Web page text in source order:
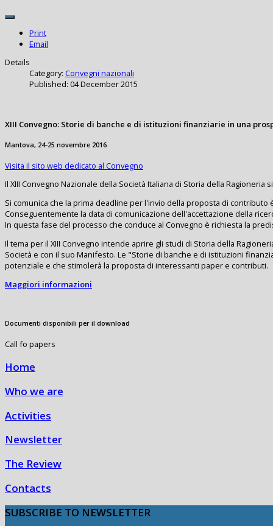
Print
Email
Details
Category: Convegni nazionali
Published: 04 December 2015
XIII Convegno: Storie di banche e di istituzioni finanziarie in una
Mantova, 24-25 novembre 2016
Visita il sito web dedicato al Convegno
Il XIII Convegno Nazionale della Società Italiana di Storia della Ragioneria
Si comunica che la prima deadline per l'invio della proposta di contributo
Conseguentemente la data di comunicazione dell'accettazione della
In questa fase del processo che conduce al Convegno è richiesta la
Il tema per il XIII Convegno intende aprire gli studi di Storia della
Società e con il suo Manifesto. Le "Storie di banche e di istituzioni
potenziale e che stimolerà la proposta di interessanti paper e contributi.
Maggiori informazioni
Documenti disponibili per il download
Call fo papers
Home
Who we are
Activities
Newsletter
The Review
Contacts
SUBSCRIBE TO NEWSLETTER